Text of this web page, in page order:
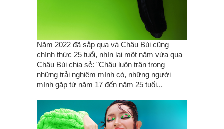
Năm 2022 đã sắp qua và Châu Bùi cũng
chính thức 25 tuổi, nhìn lại một năm vừa qua
Châu Bùi ch‌ia sẻ: "Châu luôn trân trọng
những trải nghiệm mình có, những người
mình gặp từ năm 17 đến năm 25 tuổi...